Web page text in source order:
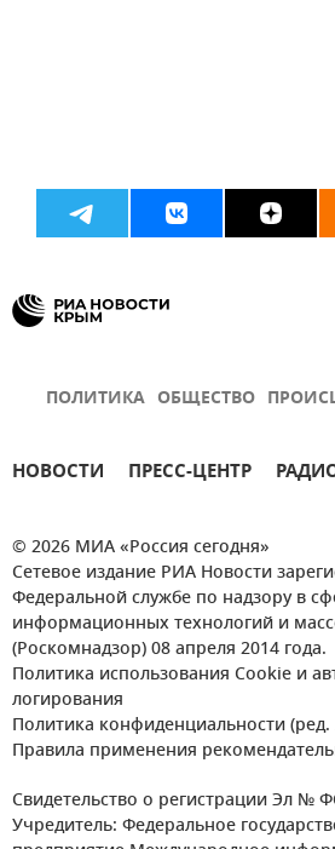
ПОЛИТИКА ОБЩЕСТВО
НОВОСТИ ПРЕСС-ЦЕНТР
© 2026 МИА «Россия сегодня»
Сетевое издание РИА Новости
Федеральной службе по надзору в
информационных технологий и
(Роскомнадзор) 08 апреля 2014 года.
Политика использования Cookie и
логирования
Политика конфиденциальности (ред.
Правила применения
Свидетельство о регистрации Эл №
Учредитель: Федеральное